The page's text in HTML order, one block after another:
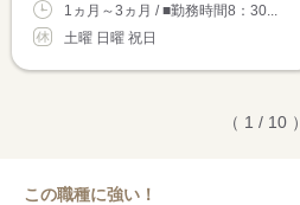
1ヵ月～3ヵ月 / ■勤務時間8：30...
土曜 日曜 祝日
（ 1 / 10 ）
この職種に強い！